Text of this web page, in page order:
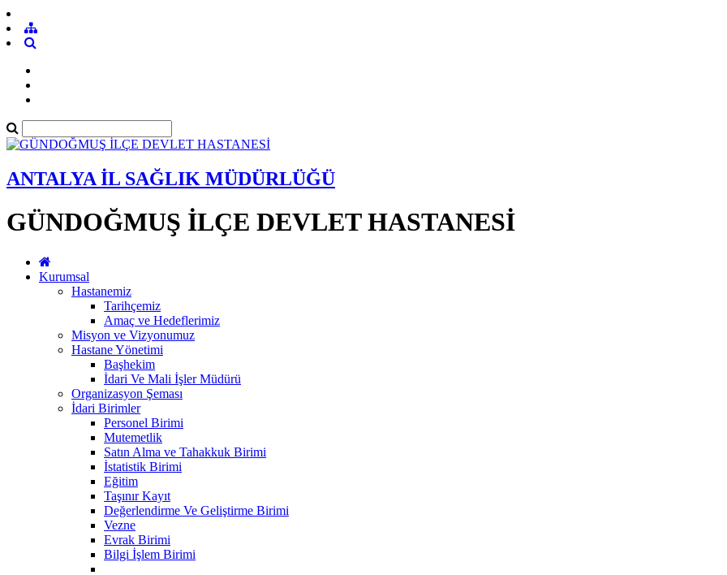
ANTALYA İL SAĞLIK MÜDÜRLÜĞÜ
GÜNDOĞMUŞ İLÇE DEVLET HASTANESİ
Kurumsal
Hastanemiz
Tarihçemiz
Amaç ve Hedeflerimiz
Misyon ve Vizyonumuz
Hastane Yönetimi
Başhekim
İdari Ve Mali İşler Müdürü
Organizasyon Şeması
İdari Birimler
Personel Birimi
Mutemetlik
Satın Alma ve Tahakkuk Birimi
İstatistik Birimi
Eğitim
Taşınır Kayıt
Değerlendirme Ve Geliştirme Birimi
Vezne
Evrak Birimi
Bilgi İşlem Birimi